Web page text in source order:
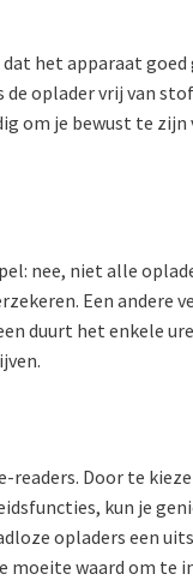
het apparaat
oplader vrij van
om je bewust te zijn
nee, niet alle
Een andere
duurt het enkele
Door te
kun je
opladers een
moeite waard om te